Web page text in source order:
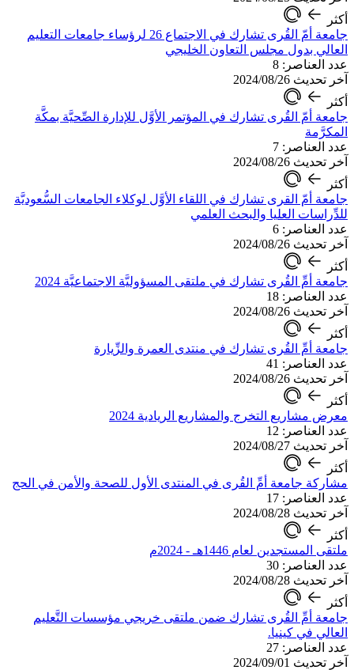
أكثر
جامعة أمّ القُرى تشارك في الاجتماع 26 لرؤساء جامعات التعليم
العالي بدول مجلس التعاون الخليجي
عدد العناصر: 8
آخر تحديث 2024/08/26
أكثر
جامعة أمّ القُرى تشارك في المؤتمر الأوَّل للإدارة الصِّحيَّة بمكَّة
المكرَّمة
عدد العناصر: 7
آخر تحديث 2024/08/26
أكثر
جامعة أمّ القرى تشارك في اللقاء الأوَّل لوكلاء الجامعات السُّعوديَّة
للدِّراسات العليا والبحث العلمي
عدد العناصر: 6
آخر تحديث 2024/08/26
أكثر
جامعة أمِّ القُرى تشارك في ملتقى المسؤوليَّة الاجتماعيَّة 2024
عدد العناصر: 18
آخر تحديث 2024/08/26
أكثر
جامعة أمِّ القُرى تشارك في منتدى العمرة والزِّيارة
عدد العناصر: 41
آخر تحديث 2024/08/26
أكثر
معرض مشاريع التخرج والمشاريع الريادية 2024
عدد العناصر: 12
آخر تحديث 2024/08/27
أكثر
مشاركة جامعة أمِّ القُرى في المنتدى الأول للصحة والأمن في الحج
عدد العناصر: 17
آخر تحديث 2024/08/28
أكثر
ملتقى المستجدين لعام 1446هـ - 2024م
عدد العناصر: 30
آخر تحديث 2024/08/28
أكثر
جامعة أمِّ القُرى تشارك ضمن ملتقى خريجي مؤسسات التَّعليم
العالي في كينيا.
عدد العناصر: 27
آخر تحديث 2024/09/01